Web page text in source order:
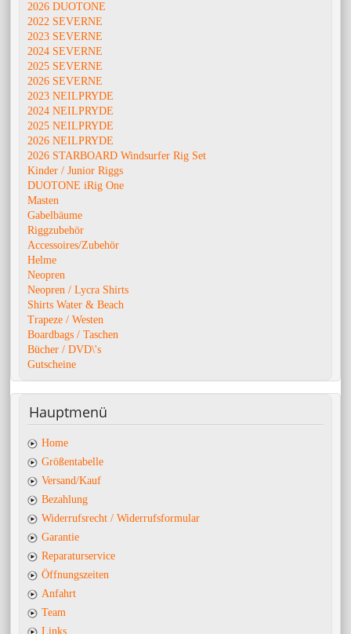
2026 DUOTONE
2022 SEVERNE
2023 SEVERNE
2024 SEVERNE
2025 SEVERNE
2026 SEVERNE
2023 NEILPRYDE
2024 NEILPRYDE
2025 NEILPRYDE
2026 NEILPRYDE
2026 STARBOARD Windsurfer Rig Set
Kinder / Junior Riggs
DUOTONE iRig One
Masten
Gabelbäume
Riggzubehör
Accessoires/Zubehör
Helme
Neopren
Neopren / Lycra Shirts
Shirts Water & Beach
Trapeze / Westen
Boardbags / Taschen
Bücher / DVD\'s
Gutscheine
Hauptmenü
Home
Größentabelle
Versand/Kauf
Bezahlung
Widerrufsrecht / Widerrufsformular
Garantie
Reparaturservice
Öffnungszeiten
Anfahrt
Team
Links